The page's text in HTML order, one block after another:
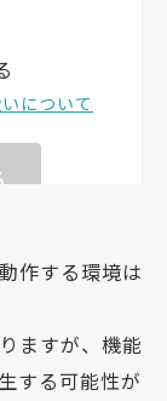
作する環境は
ますが、機能
する可能性が